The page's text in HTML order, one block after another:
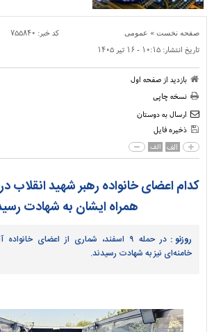
صفحه نخست » عمومی کد خبر: ۷۵۵۸۴۰
تاریخ انتشار: ۱۰:۱۵ - ۱۶ تير ۱۴۰۵
بازدید از صفحه اول
نسخه چاپی
ارسال به دوستان
ذخیره فایل
الف الف
همراه ایشان به شهادت
روزنو :
در حمله ۹ اسفند، شماری از اعضای
خامنه‌ای نیز به شهادت رسیدند.